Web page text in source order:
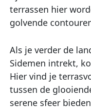
terrassen hier
golvende
Als je verder de
Sidemen intrekt,
Hier vind je
tussen de
serene sfeer